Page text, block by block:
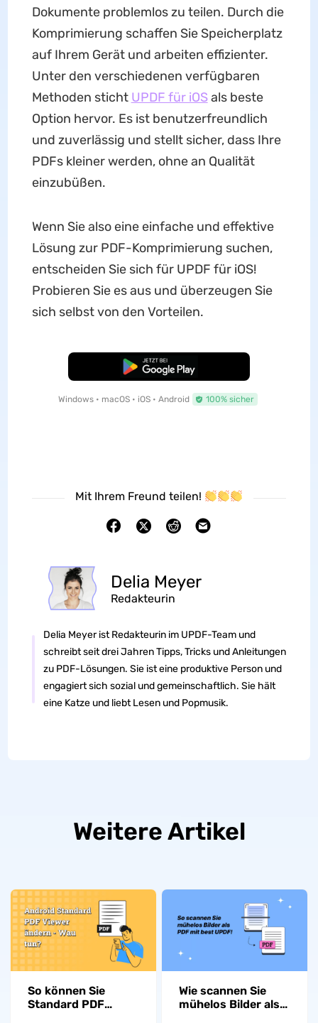
Dokumente problemlos zu teilen. Durch die
Komprimierung schaffen Sie Speicherplatz
auf Ihrem Gerät und arbeiten effizienter.
Unter den verschiedenen verfügbaren
Methoden sticht UPDF für iOSals beste
Option hervor. Es ist benutzerfreundlich
und zuverlässig und stellt sicher, dass Ihre
PDFs kleiner werden, ohne an Qualität
einzubüßen.
Wenn Sie also eine einfache und effektive
Lösung zur PDF-Komprimierung suchen,
entscheiden Sie sich für UPDF für iOS!
Probieren Sie es aus und überzeugen Sie
sich selbst von den Vorteilen.
Kostenloser Download
Windows • macOS • iOS • Android 100% sicher
Mit Ihrem Freund teilen!
Delia Meyer
Redakteurin
Delia Meyer ist Redakteurin im UPDF-Team und
schreibt seit drei Jahren Tipps, Tricks und Anleitungen
zu PDF-Lösungen. Sie ist eine produktive Person und
engagiert sich sozial und gemeinschaftlich. Sie hält
eine Katze und liebt Lesen und Popmusik.
Weitere Artikel
So können Sie
Standard PDF
Wie scannen Sie
mühelos Bilder als